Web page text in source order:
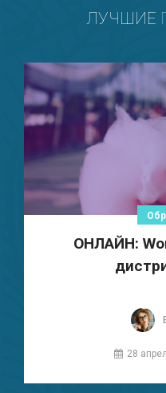
ЛУЧШИЕ
ОНЛАЙН:
28